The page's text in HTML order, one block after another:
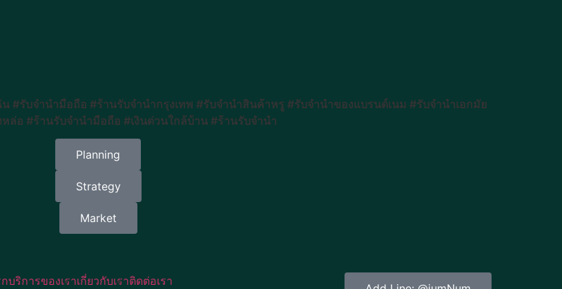
#รับจำนำมือถือ #ร้านรับจำนำกรุงเทพ #รับจำนำสินค้าหรู #รับจำนำของแบรนด์เนม #รับจำนำเอกมัย
อ #ร้านรับจำนำมือถือ #เงินด่วนใกล้บ้าน #ร้านรับจำนำ
Planning
Strategy
Market
บริการของเราเกี่ยวกับเราติดต่อเรา